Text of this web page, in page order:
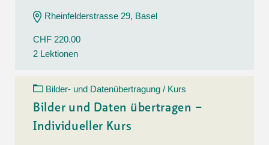
Rheinfelderstrasse 29, Basel
CHF 220.00
2 Lektionen
Bilder- und Datenübertragung / Kurs
Bilder und Daten übertragen –
Individueller Kurs